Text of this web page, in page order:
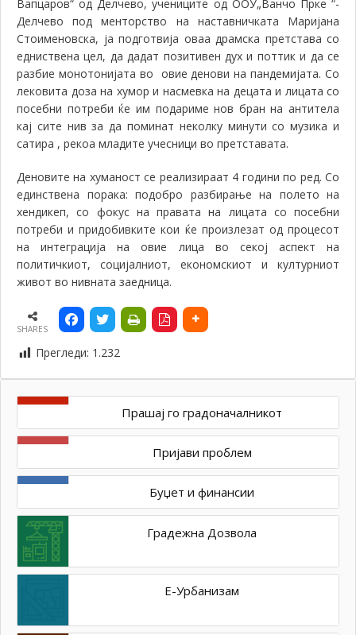
Вапцаров“ од Делчево, учениците од ООУ„Ванчо Прке “-
Делчевопод менторство на наставничката Маријана
Стоименовска, ја подготвија оваа драмска претстава со
едниствена цел, да дадат позитивен дух и поттики да се
разбие монотонијата во овие денови на пандемијата. Со
лековита доза на хумор и насмевка на децата и лицата со
посебни потреби ќе им подариме нов бран на антитела
кај сите нив за да поминат неколку минути со музика и
сатира , рекоа младите учесници во претставата.
Деновите на хуманост се реализираат 4 години по ред. Со
единствена порака: подобро разбирање на полето на
хендикеп, со фокус на правата на лицата со посебни
потреби и придобивките кои ќе произлезат од процесот
на интеграција на овие лица во секој аспект на
политичкиот, социјалниот, економскиот и културниот
живот во нивната заедница.
SHARES
Прегледи: 1.232
Прашај го градоначалникот
Пријави проблем
Буџет и финансии
Градежна Дозвола
Е-Урбанизам